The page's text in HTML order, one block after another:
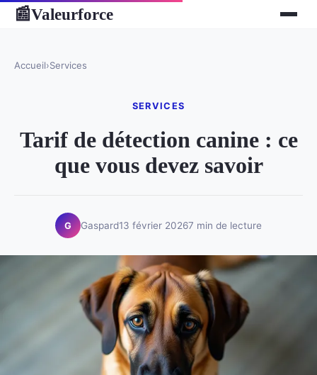
📰Valeurforce
Accueil›Services
SERVICES
Tarif de détection canine : ce
que vous devez savoir
G Gaspard13 février 20267 min de lecture